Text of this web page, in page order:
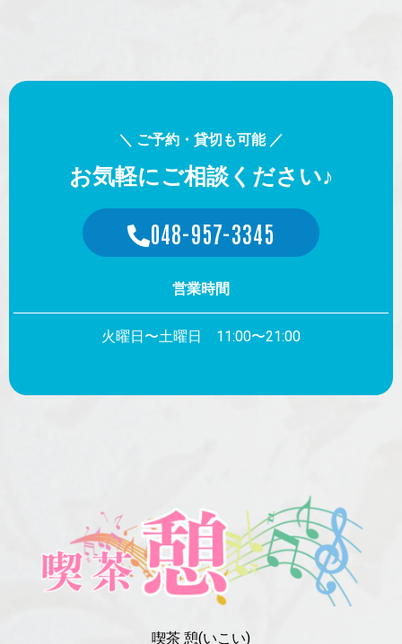
＼ ご予約・貸切も可能 ／
お気軽にご相談ください♪
048-957-3345
営業時間
火曜日〜土曜日 11:00〜21:00
喫茶 憩(いこい)